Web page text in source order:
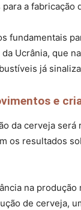
a fabricação
fundamentais
Ucrânia, que
já
e
da cerveja
os resultados
na
de cerveja,